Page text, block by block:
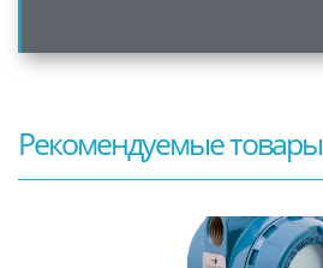
Рекомендуемые товары